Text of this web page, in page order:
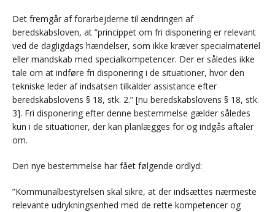
Det fremgår af forarbejderne til ændringen af
beredskabsloven, at ”princippet om fri disponering er relevant
ved de dagligdags hændelser, som ikke kræver specialmateriel
eller mandskab med specialkompetencer. Der er således ikke
tale om at indføre fri disponering i de situationer, hvor den
tekniske leder af indsatsen tilkalder assistance efter
beredskabslovens § 18, stk. 2.” [nu beredskabslovens § 18, stk.
3]. Fri disponering efter denne bestemmelse gælder således
kun i de situationer, der kan planlægges for og indgås aftaler
om.
Den nye bestemmelse har fået følgende ordlyd:
”Kommunalbestyrelsen skal sikre, at der indsættes nærmeste
relevante udrykningsenhed med de rette kompetencer og